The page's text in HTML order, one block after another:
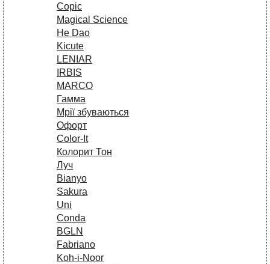
Copic
Magical Science
He Dao
Kicute
LENIAR
IRBIS
MARCO
Гамма
Мрії збуваються
Офорт
Сolor-It
Колорит Тон
Луч
Bianyo
Sakura
Uni
Conda
BGLN
Fabriano
Koh-i-Noor